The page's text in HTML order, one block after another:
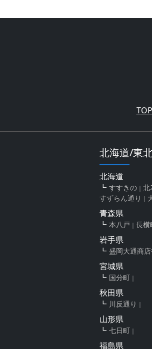
TOP
北海道/東
北海道
すすきの 北
すずらん通り
青森県
本八戸 長横
岩手県
盛岡大通商
宮城県
国分町
秋田県
川反通り
山形県
七日町
福島県